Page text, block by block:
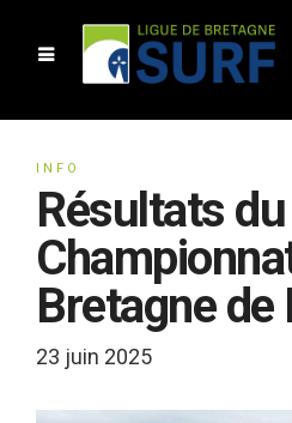
INFO
Résultats du
Bretagne
23 juin 2025